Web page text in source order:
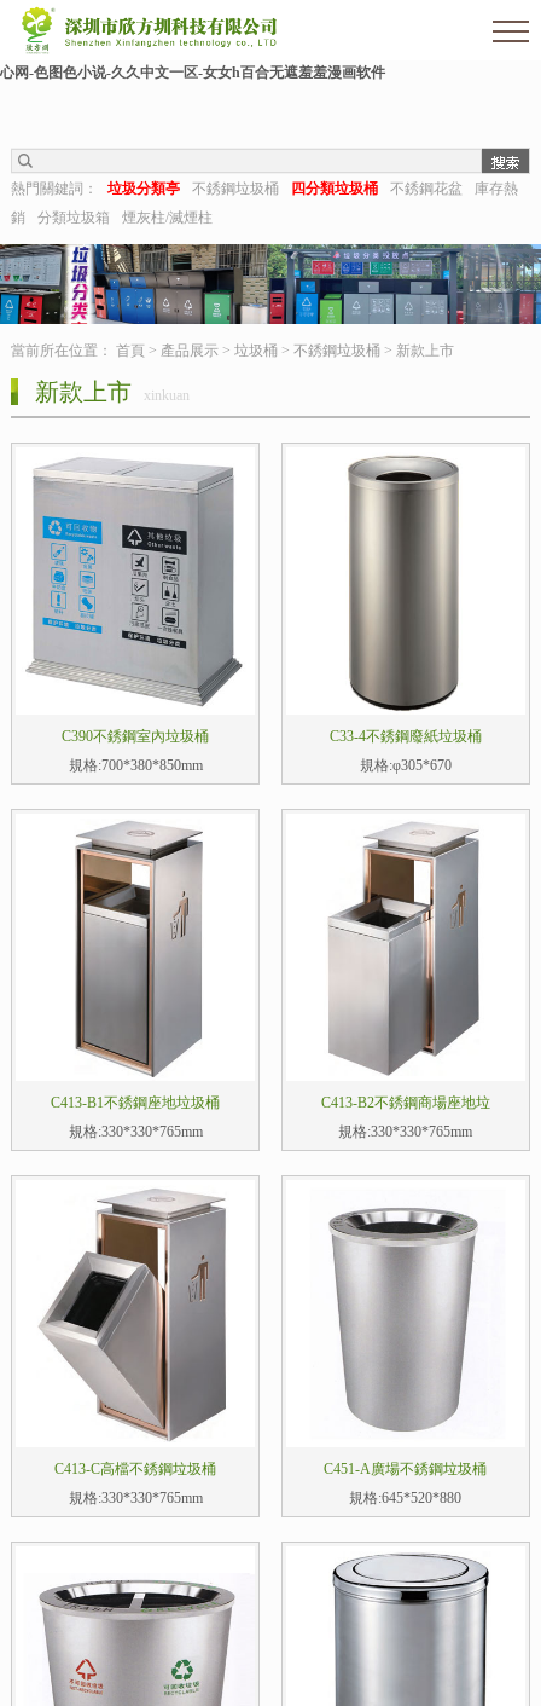
欧美伊人-麻豆精品一区二区三区-欧美日b视频-阿v天堂网-中文字幕第六页-狠狠干干-
国产h在线观看-国产嫩草视频-日日夜夜拍-亚洲第一视频网-毛片在线网站-五月婷婷开
心网-色图色小说-久久中文一区-女女h百合无遮羞羞漫画软件
熱門關鍵詞： 垃圾分類亭 不銹鋼垃圾桶 四分類垃圾桶 不銹鋼花盆
庫存熱
銷
分類垃圾箱 煙灰柱/滅煙柱
當前所在位置： 首頁> 產品展示> 垃圾桶 > 不銹鋼垃圾桶 > 新款上市
新款上市 xinkuan
C390不銹鋼室內垃圾桶
規格:700*380*850mm
C33-4不銹鋼廢紙垃圾桶
規格:φ305*670
C413-B1不銹鋼座地垃圾桶
規格:330*330*765mm
C413-B2不銹鋼商場座地垃
規格:330*330*765mm
C413-C高檔不銹鋼垃圾桶
規格:330*330*765mm
C451-A廣場不銹鋼垃圾桶
規格:645*520*880